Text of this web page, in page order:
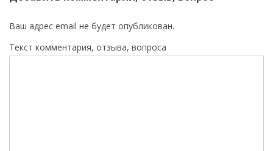
Ваш адрес email не будет опубликован.
Текст комментария, отзыва, вопроса